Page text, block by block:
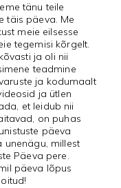
tänu teile
täis päeva. Me
meie eilsesse
tegemisi kõrgelt.
ja oli nii
teadmine
ja kodumaalt
ja ütlen
et leidub nii
on puhas
päeva
unenägu, millest
Päeva pere.
päeva lõpus